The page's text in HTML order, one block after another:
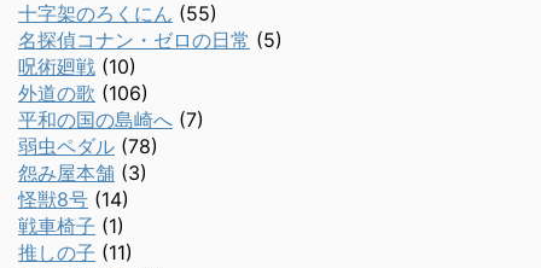
十字架のろくにん (55)
名探偵コナン・ゼロの日常 (5)
呪術廻戦 (10)
外道の歌 (106)
平和の国の島崎へ (7)
弱虫ペダル (78)
怨み屋本舗 (3)
怪獣8号 (14)
戦車椅子 (1)
推しの子 (11)